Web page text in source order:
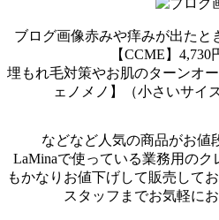
ブログ画像赤みや痒みが出たと
【CCME】
埋もれ毛対策やお肌のターンオ
ェノメノ】（小さいサイ
などなど人気の商品がお値
LaMinaで使っている業務用の
もかなりお値下げして販売して
スタッフまでお気軽に